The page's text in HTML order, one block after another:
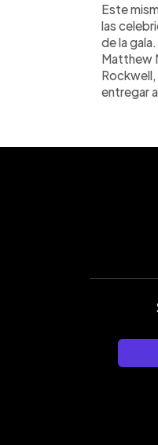
Este
las
de la
Matthew
entregar